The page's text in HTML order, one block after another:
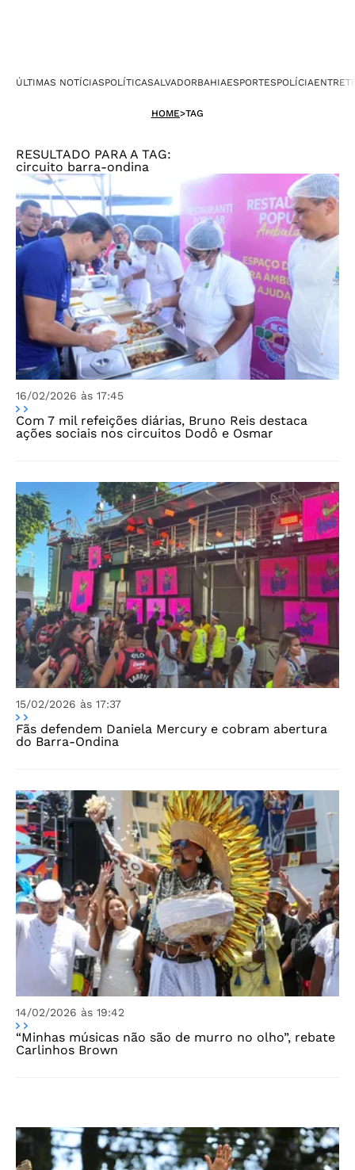
ÚLTIMAS NOTÍCIASPOLÍTICASALVADORBAHIAESPORTESPOLÍCIA
HOME>TAG
RESULTADO PARA A TAG:
circuito barra-ondina
16/02/2026 às 17:45
Com 7 mil refeições diárias, Bruno Reis destaca
ações sociais nos circuitos Dodô e Osmar
15/02/2026 às 17:37
Fãs defendem Daniela Mercury e cobram abertura
do Barra-Ondina
14/02/2026 às 19:42
“Minhas músicas não são de murro no olho”, rebate
Carlinhos Brown